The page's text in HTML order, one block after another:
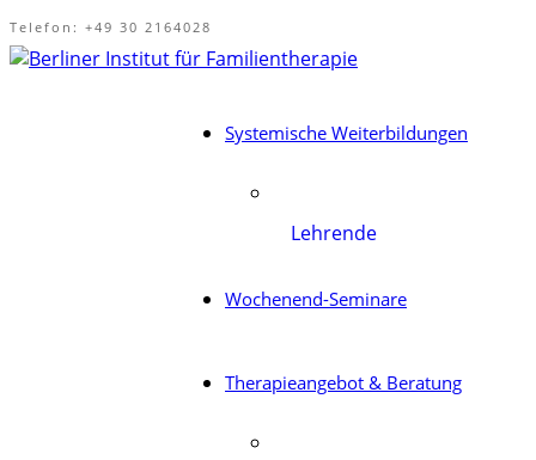
Telefon: +49 30 2164028
Systemische Weiterbildungen
Lehrende
Wochenend-Seminare
Therapieangebot & Beratung